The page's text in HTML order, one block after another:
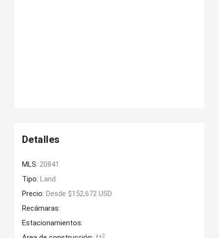
Detalles
MLS: 20841
Tipo: Land
Precio: Desde $152,672 USD
Recámaras:
Estacionamientos:
2